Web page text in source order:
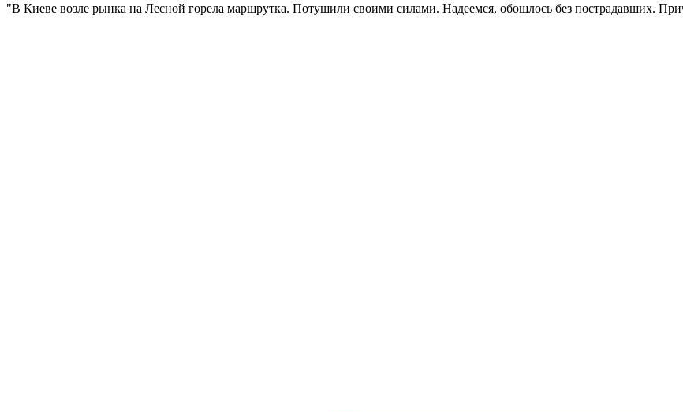
"В Киеве возле рынка на Лесной горела маршрутка. Потушили своими силами. Надеемся, обошлось без пострадавших.